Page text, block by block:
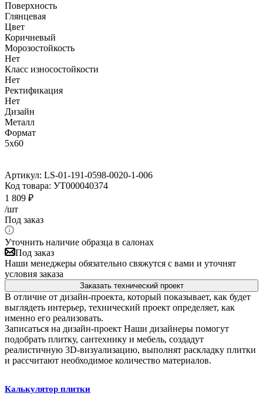
Поверхность
Глянцевая
Цвет
Коричневый
Морозостойкость
Нет
Класс износостойкости
Нет
Ректификация
Нет
Дизайн
Металл
Формат
5x60
Артикул: LS-01-191-0598-0020-1-006
Код товара: УТ000040374
1 809 ₽
/шт
Под заказ
Уточнить наличие образца в салонах
Под заказ
Наши менеджеры обязательно свяжутся с вами и уточнят
условия заказа
Заказать технический проект
В отличие от дизайн-проекта, который показывает, как будет
выглядеть интерьер, технический проект определяет, как
именно его реализовать.
Записаться на дизайн-проект Наши дизайнеры помогут
подобрать плитку, сантехнику и мебель, создадут
реалистичную 3D-визуализацию, выполнят раскладку плитки
и рассчитают необходимое количество материалов.
Калькулятор плитки